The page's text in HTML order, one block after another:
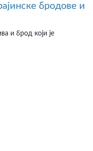
бродове и
и брод који је